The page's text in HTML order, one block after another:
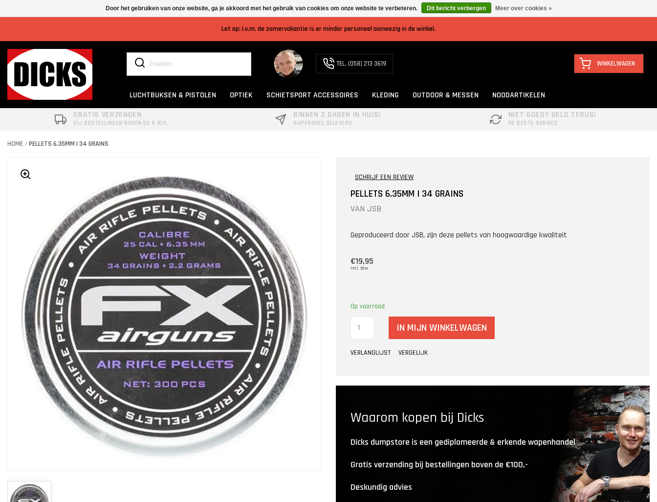
Let op: I.v.m. de zomervakantie is er minder personeel aanwezig in de winkel.
TEL. (058) 213 3619 WINKELWAGEN
LUCHTBUKSEN & PISTOLEN OPTIEK SCHIETSPORT ACCESSOIRES KLEDING OUTDOOR & MESSEN
NOODARTIKELEN
GRATIS VERZENDEN
BIJ BESTELLINGEN BOVEN DE € 100,-
BINNEN 2 DAGEN IN HUIS!
SUPERSNEL GELEVERD
NIET GOED? GELD TERUG!
DE BESTE SERVICE
HOME / PELLETS 6.35MM | 34 GRAINS
SCHRIJF EEN REVIEW
PELLETS 6.35MM | 34 GRAINS
VAN JSB
Geproduceerd door JSB, zijn deze pellets van hoogwaardige kwaliteit
€19,95
Incl. btw
Op voorraad
IN MIJN WINKELWAGEN
VERLANGLIJST VERGELIJK
Waarom kopen bij Dicks
Dicks dumpstore is een gediplomeerde & erkende wapenhandel
Gratis verzending bij bestellingen boven de €100,-
Deskundig advies
Door het gebruiken van onze website, ga je akkoord met het gebruik van cookies om onze website te verbeteren. Dit bericht verbergen Meer over cookies »